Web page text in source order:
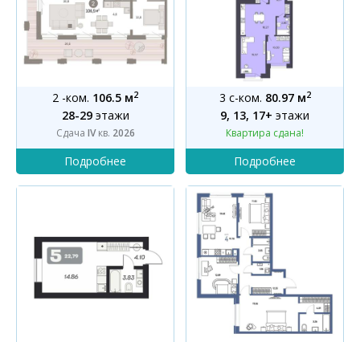
2 -ком. 106.5 м2
28-29этажи
Сдача IVкв. 2026
3 с-ком. 80.97 м2
9, 13, 17+ этажи
Квартира сдана!